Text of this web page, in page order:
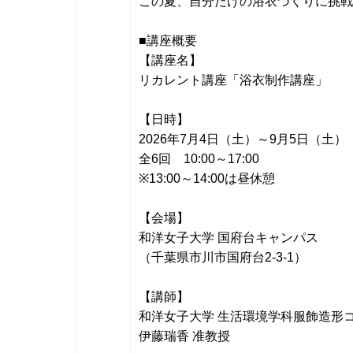
■講座概要
【講座名】
リカレント講座「浴衣制作講座」
【日時】
2026年7月4日（土）～9月5日（土）
全6回 10:00～17:00
※13:00～14:00は昼休憩
【会場】
和洋女子大学 国府台キャンパス
（千葉県市川市国府台2-3-1）
【講師】
和洋女子大学 生活環境学科服飾造形
伊藤瑞香 准教授